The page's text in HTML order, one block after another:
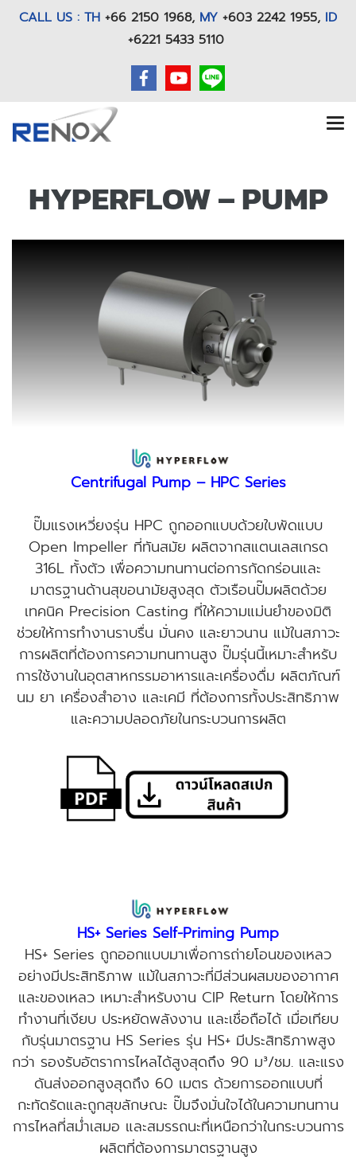
CALL US : TH +66 2150 1968, MY +603 2242 1955, ID
+6221 5433 5110
HYPERFLOW – PUMP
Centrifugal Pump – HPC Series
ปั๊มแรงเหวี่ยงรุ่น HPC ถูกออกแบบด้วยใบพัดแบบ
Open Impeller ที่ทันสมัย ผลิตจากสแตนเลสเกรด
316L ทั้งตัว เพื่อความทนทานต่อการกัดกร่อนและ
มาตรฐานด้านสุขอนามัยสูงสุด ตัวเรือนปั๊มผลิตด้วย
เทคนิค Precision Casting ที่ให้ความแม่นยำของมิติ
ช่วยให้การทำงานราบรื่น มั่นคง และยาวนาน แม้ในสภาวะ
การผลิตที่ต้องการความทนทานสูง ปั๊มรุ่นนี้เหมาะสำหรับ
การใช้งานในอุตสาหกรรมอาหารและเครื่องดื่ม ผลิตภัณฑ์
นม ยา เครื่องสำอาง และเคมี ที่ต้องการทั้งประสิทธิภาพ
และความปลอดภัยในกระบวนการผลิต
HS+ Series Self-Priming Pump
HS+ Series ถูกออกแบบมาเพื่อการถ่ายโอนของเหลว
อย่างมีประสิทธิภาพ แม้ในสภาวะที่มีส่วนผสมของอากาศ
และของเหลว เหมาะสำหรับงาน CIP Return โดยให้การ
ทำงานที่เงียบ ประหยัดพลังงาน และเชื่อถือได้ เมื่อเทียบ
กับรุ่นมาตรฐาน HS Series รุ่น HS+ มีประสิทธิภาพสูง
กว่า รองรับอัตราการไหลได้สูงสุดถึง 90 ม³/ชม. และแรง
ดันส่งออกสูงสุดถึง 60 เมตร ด้วยการออกแบบที่
กะทัดรัดและถูกสุขลักษณะ ปั๊มจึงมั่นใจได้ในความทนทาน
การไหลที่สม่ำเสมอ และสมรรถนะที่เหนือกว่าในกระบวนการ
ผลิตที่ต้องการมาตรฐานสูง